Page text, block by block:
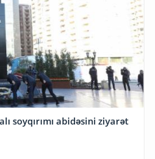
soyqırımı abidəsini ziyarət